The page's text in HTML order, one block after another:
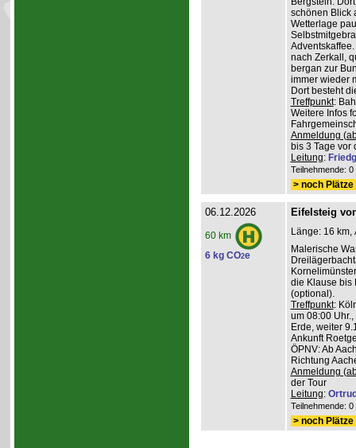
schönen Blick
Wetterlage
nach Zerkall,
bergan zur
immer wieder
Dort besteht
Treffpunkt:
Weitere Infos
Anmeldung
bis 3 Tage vor
Leitung:
Teilnehmende:
> noch
06.12.2026
60 km
6 kg CO2e
Eifelsteig
Länge: 16 km,
Malerische
die Klause bis
(optional).
Treffpunkt:
um 08:00
Erde, weiter
Ankunft
ÖPNV: Ab
Richtung
Anmeldung
der Tour
Leitung:
Teilnehmende:
> noch